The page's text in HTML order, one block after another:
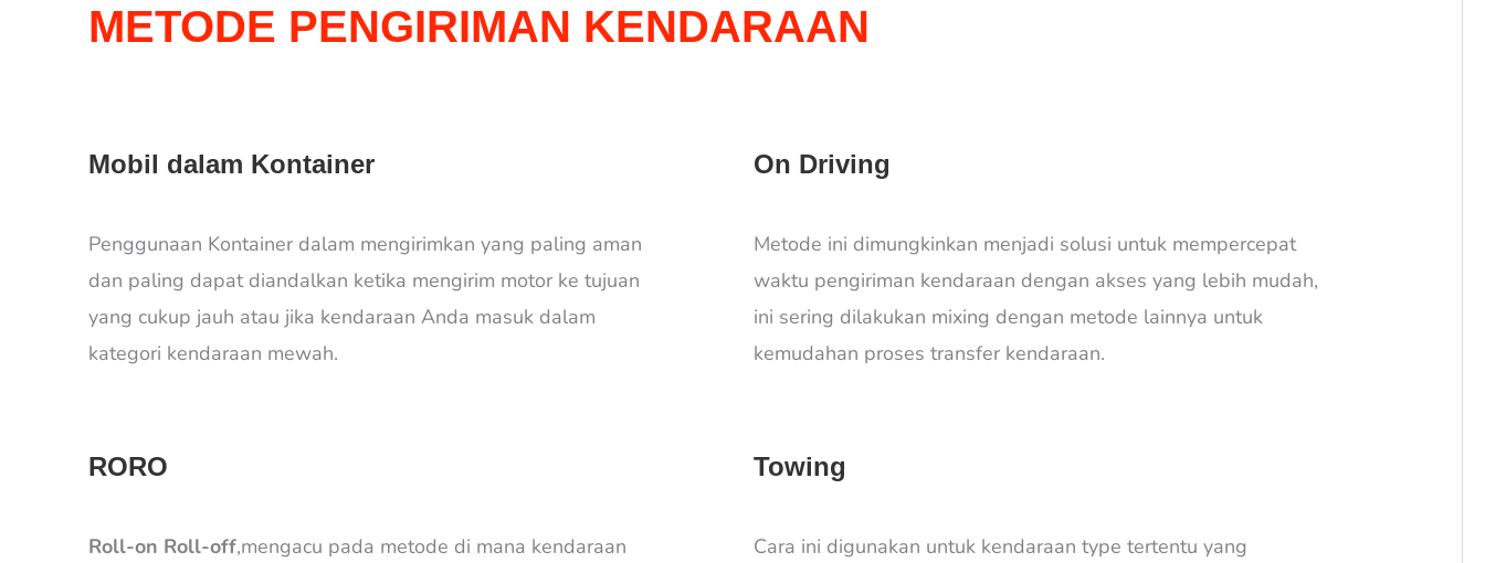
METODE PENGIRIMAN KENDARAAN
Mobil dalam Kontainer
Penggunaan Kontainer dalam mengirimkan yang paling aman
dan paling dapat diandalkan ketika mengirim motor ke tujuan
yang cukup jauh atau jika kendaraan Anda masuk dalam
kategori kendaraan mewah.
On Driving
Metode ini dimungkinkan menjadi solusi untuk mempercepat
waktu pengiriman kendaraan dengan akses yang lebih mudah,
ini sering dilakukan mixing dengan metode lainnya untuk
kemudahan proses transfer kendaraan.
RORO
Roll-on Roll-off,mengacu pada metode di mana kendaraan
Towing
Cara ini digunakan untuk kendaraan type tertentu yang